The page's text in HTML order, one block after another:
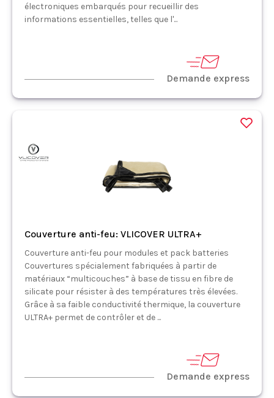
électroniques embarqués pour recueillir des
informations essentielles, telles que l'...
Demande express
Couverture anti-feu: VLICOVER ULTRA+
Couverture anti-feu pour modules et pack batteries
Couvertures spécialement fabriquées à partir de
matériaux “multicouches” à base de tissu en fibre de
silicate pour résister à des températures très élevées.
Grâce à sa faible conductivité thermique, la couverture
ULTRA+ permet de contrôler et de ...
Demande express